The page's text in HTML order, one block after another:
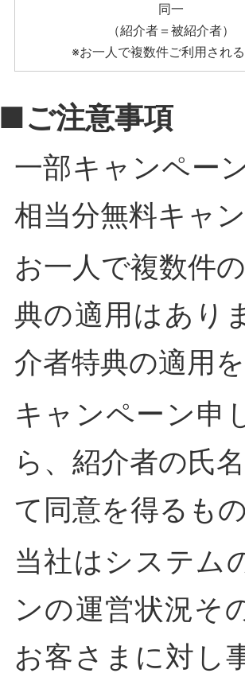
同一
（紹介者＝被紹介者）
※お一人で複数件ご利用され
■ご注意事項
一部キャンペー
相当分無料キャ
お一人で複数件
典の適用はあり
介者特典の適用
キャンペーン申
ら、紹介者の氏
て同意を得るも
当社はシステム
ンの運営状況そ
お客さまに対し